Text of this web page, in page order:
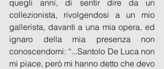
quegli anni, di sentir dire da un
collezionista, rivolgendosi a un mio
gallerista, davanti a una mia opera, ed
ignaro della mia presenza non
conoscendomi: “...Santolo De Luca non
mi piace, però mi hanno detto che devo